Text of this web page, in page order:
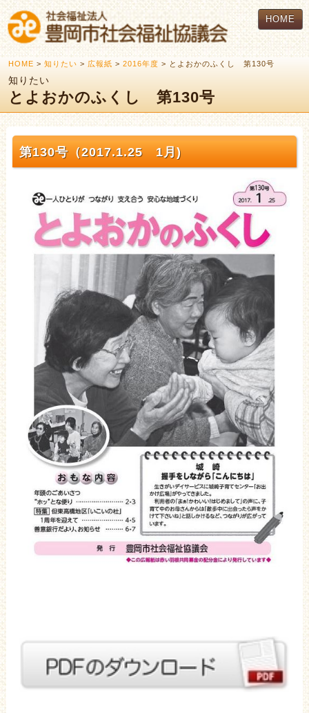
HOME
HOME > 知りたい > 広報紙 > 2016年度 > とよおかのふくし 第130号
知りたい
とよおかのふくし 第130号
第130号（2017.1.25 1月)